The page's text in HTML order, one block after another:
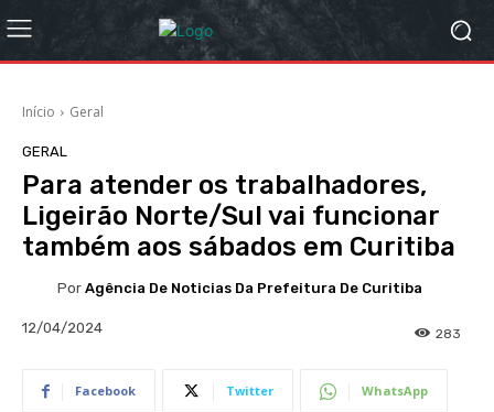
Início Geral
GERAL
Para atender os trabalhadores,
Ligeirão Norte/Sul vai funcionar
também aos sábados em Curitiba
Por Agência De Noticias Da Prefeitura De Curitiba
12/04/2024 283
Facebook Twitter WhatsApp